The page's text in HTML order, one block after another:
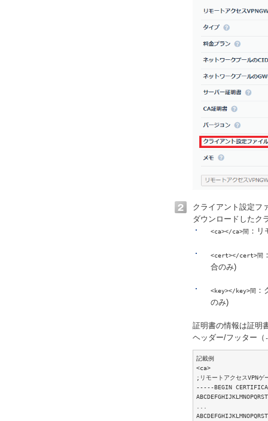
クライアント設定フ
ダウンロードしたク
<ca></ca>間：リ
<cert></cert>間
合のみ)
<key></key>間：
のみ)
証明書の情報は証明
ヘッダー/フッター（
記載例
<ca>
;リモートアクセスVPNゲ
-----BEGIN